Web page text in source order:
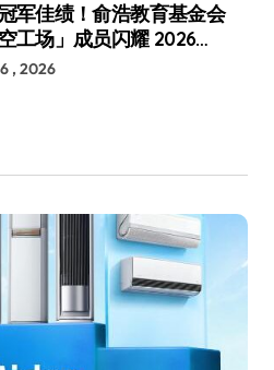
军佳绩！俞浩教育基金会
空工场」成员闪耀 2026
机器人世界杯
, 2026